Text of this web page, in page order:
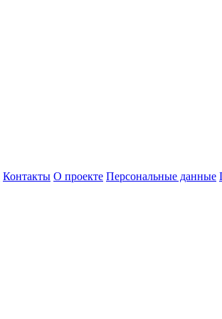
Контакты О проекте Персональные данные